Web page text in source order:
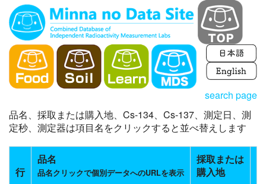
search page
品名、採取または購入地、Cs-134、Cs-137、測定日、測
定秒、測定器は項目名をクリックすると並べ替えします
行
品名
品名クリックで個別データへのURLを表示
採取または
購入地